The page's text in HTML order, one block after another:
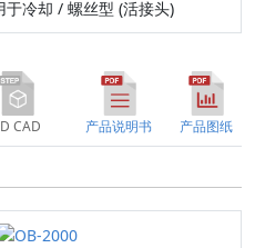
于冷却 / 螺丝型 (活接头)
CAD 产品说明书 产品图纸